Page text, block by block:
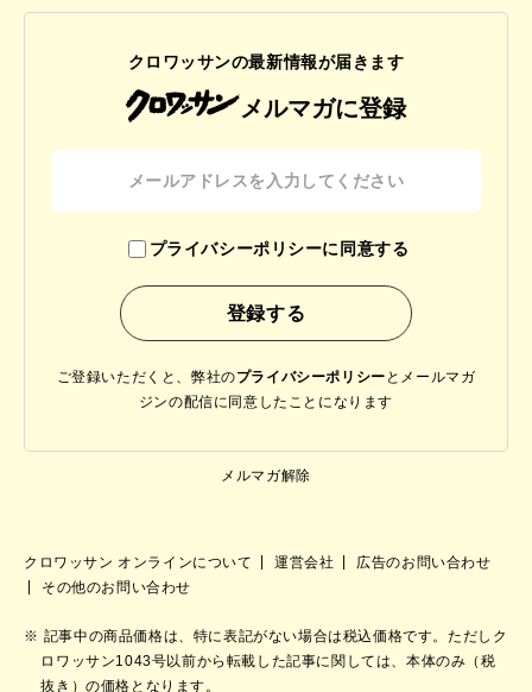
クロワッサンの最新情報が届きます
メルマガに登録
プライバシーポリシーに同意する
ご登録いただくと、弊社のプライバシーポリシー と メールマガ
ジンの配信に同意したことになります
メルマガ解除
クロワッサン オンラインについて 運営会社
広告のお問い合わせ
その他のお問い合わせ
記事中の商品価格は、特に表記がない場合は税込価格です。ただしク
ロワッサン1043号以前から転載した記事に関しては、本体のみ（税
抜き）の価格となります。